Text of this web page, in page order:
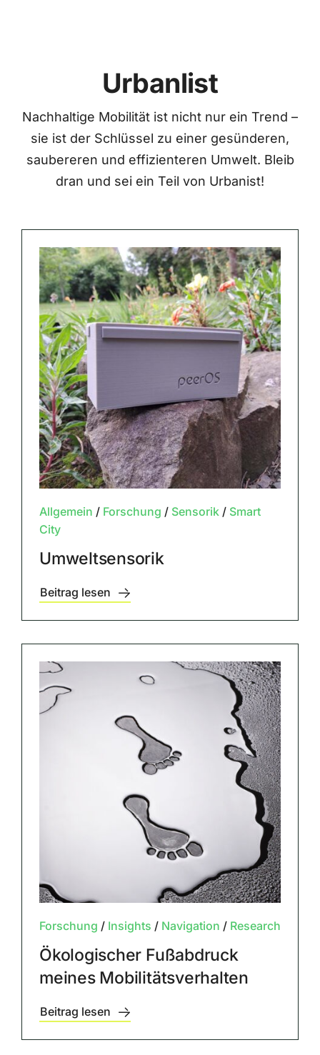
Urbanlist
Nachhaltige Mobilität ist nicht nur ein Trend –
sie ist der Schlüssel zu einer gesünderen,
saubereren und effizienteren Umwelt. Bleib
dran und sei ein Teil von Urbanist!
Allgemein / Forschung / Sensorik/ Smart
City
Umweltsensorik
Beitrag lesen
Forschung / Insights / Navigation / Research
Ökologischer Fußabdruck
meines Mobilitätsverhalten
Beitrag lesen